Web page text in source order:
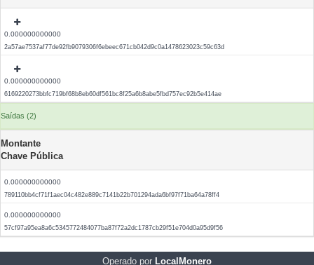
0.000000000000
2a57ae7537af77de92fb9079306f6ebeec671cb042d9c0a1478623023c59c63d
0.000000000000
6169220273bbfc719bf68b8eb60df561bc8f25a6b8abe5fbd757ec92b5e414ae
Saídas (2)
Montante
Chave Pública
0.000000000000
789110bb4cf71f1aec04c482e889c7141b22b701294ada6bf97f71ba64a78ff4
0.000000000000
57cf97a95ea8a6c5345772484077ba87f72a2dc1787cb29f51e704d0a95d9f56
Operado por LocalMonero